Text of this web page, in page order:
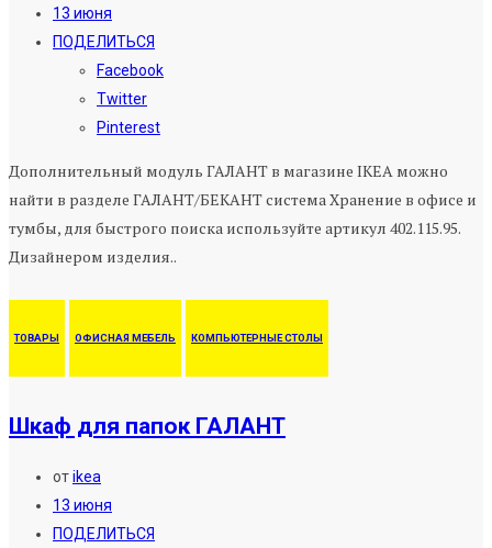
13 июня
ПОДЕЛИТЬСЯ
Facebook
Twitter
Pinterest
Дополнительный модуль ГАЛАНТ в магазине IKEA можно
найти в разделе ГАЛАНТ/БЕКАНТ система Хранение в офисе и
тумбы, для быстрого поиска используйте артикул 402.115.95.
Дизайнером изделия..
ТОВАРЫ ОФИСНАЯ МЕБЕЛЬ КОМПЬЮТЕРНЫЕ СТОЛЫ
Шкаф для папок ГАЛАНТ
отikea
13 июня
ПОДЕЛИТЬСЯ